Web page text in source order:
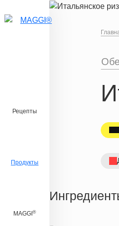
Перейти к основному
Рецепты
Продукты
MAGGI ®